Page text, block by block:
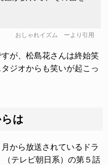
おしゃれイズム ーより引用
が、松島花さんは終始笑
ジオからも笑いが起こっ
は
から放送されているドラ
テレビ朝日系）の第５話